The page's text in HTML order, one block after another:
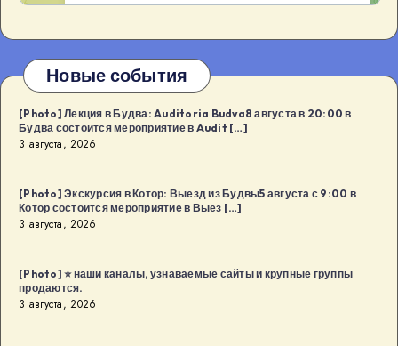
Новые события
[Photo] Лекция в Будва: Auditoria Budva8 августа в 20:00 в
Будва состоится мероприятие в Audit […]
3 августа, 2026
[Photo] Экскурсия в Котор: Выезд из Будвы5 августа с 9:00 в
Котор состоится мероприятие в Выез […]
3 августа, 2026
[Photo] ⭐️ наши каналы, узнаваемые сайты и крупные группы
продаются.
3 августа, 2026